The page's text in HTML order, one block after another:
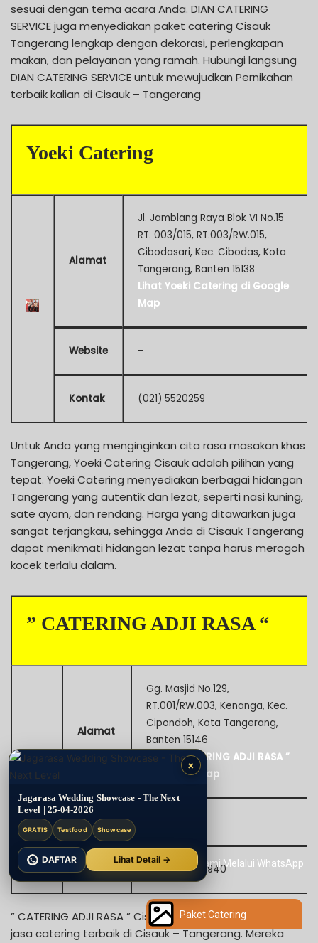
sesuai dengan tema acara Anda. DIAN CATERING
SERVICE juga menyediakan paket catering Cisauk
Tangerang lengkap dengan dekorasi, perlengkapan
makan, dan pelayanan yang ramah. Hubungi langsung
DIAN CATERING SERVICE untuk mewujudkan Pernikahan
terbaik kalian di Cisauk – Tangerang
Yoeki Catering
Alamat
Jl. Jamblang Raya Blok VI No.15
RT. 003/015, RT.003/RW.015,
Cibodasari, Kec. Cibodas, Kota
Tangerang, Banten 15138
Lihat Yoeki Catering di Google
Map
Website –
Kontak (021) 5520259
Untuk Anda yang menginginkan cita rasa masakan khas
Tangerang, Yoeki Catering Cisauk adalah pilihan yang
tepat. Yoeki Catering menyediakan berbagai hidangan
Tangerang yang autentik dan lezat, seperti nasi kuning,
sate ayam, dan rendang. Harga yang ditawarkan juga
sangat terjangkau, sehingga Anda di Cisauk Tangerang
dapat menikmati hidangan lezat tanpa harus merogoh
kocek terlalu dalam.
” CATERING ADJI RASA “
Alamat
Gg. Masjid No.129,
RT.001/RW.003, Kenanga, Kec.
Cipondoh, Kota Tangerang,
Banten 15146
Lihat ” CATERING ADJI RASA ”
di Google Map
Website
Kontak 0853-1364-7940
” CATERING ADJI RASA ” Cisauk merupakan salah satu
jasa catering terbaik di Cisauk – Tangerang. Mereka
Paket Catering
×
Jagarasa Wedding Showcase - The Next
Level | 25-04-2026
GRATIS Testfood Showcase
DAFTAR Lihat Detail →